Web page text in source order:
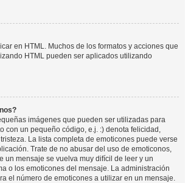
en HTML. Muchos de los formatos y acciones que
HTML pueden ser aplicados utilizando
imágenes que pueden ser utilizadas para
con un pequeño código, e.j. :) denota felicidad,
La lista completa de emoticones puede verse
Trate de no abusar del uso de emoticonos,
un mensaje se vuelva muy difícil de leer y un
o los emoticones del mensaje. La administración
el número de emoticones a utilizar en un mensaje.